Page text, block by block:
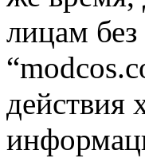
лицам
действия